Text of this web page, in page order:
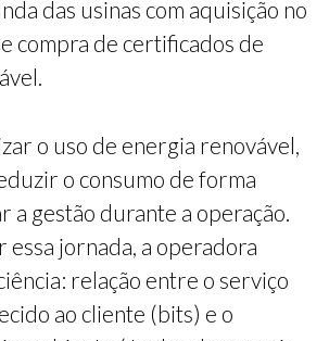
das usinas com aquisição no
compra de certificados de
o uso de energia renovável,
o consumo de forma
a gestão durante a operação.
essa jornada, a operadora
relação entre o serviço
ao cliente (bits) e o